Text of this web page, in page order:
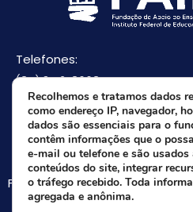
Telefones:
(85) 3512-8668
(85) 9 8165-0582(Whatsapp)
E-mail:
faifce@faifce.ifce.edu.br
Fale agora com nossa equipe:
Recolhemos e tratamos dados
como endereço IP, navegador,
dados são essenciais para o
contêm informações que o
e-mail ou telefone e são
conteúdos do site, integrar
o tráfego recebido. Toda
agregada e anônima.